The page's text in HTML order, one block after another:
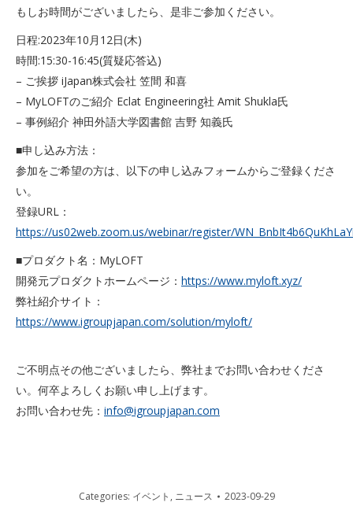
もしお時間がございましたら、是非ご参加ください。
日程:2023年10月12日(木)
時間:15:30-16:45(質疑応答込)
– ご挨拶 iJapan株式会社 笠間 和喜
– MyLOFTのご紹介 Eclat Engineering社 Amit Shukla氏
– 事例紹介 神田外語大学図書館 吉野 知義氏
■申し込み方法：
参加をご希望の方は、以下の申し込みフォームからご登録くださ
い。
登録URL：
https://us02web.zoom.us/webinar/register/
■プロダクト名：MyLOFT
開発元プロダクトホームページ： https://www.myloft.xyz/
弊社紹介サイト：
https://www.igroupjapan.com/solution/myloft/
ご不明点その他ございましたら、弊社までお問い合わせくださ
い。何卒よろしくお願い申し上げます。
お問い合わせ先： info@igroupjapan.com
Categories: イベント , ニュース 2023-09-29